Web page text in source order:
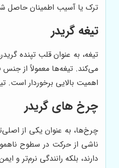
ترک یا آسیب اطمینان حاصل
تیغه گریدر
تیغه، به عنوان قلب تپنده
می‌کند. تیغه‌ها معمولاً از جنس
اهمیت بالایی برخوردار است.
چرخ های گریدر
چرخ‌ها، به عنوان یکی از
ناشی از حرکت در سطوح
دارند، بلکه رانندگی نرم‌تر و